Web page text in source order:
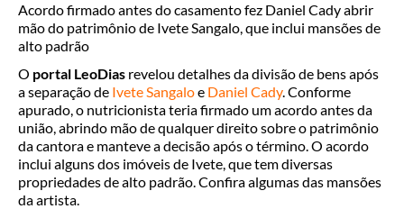
Acordo firmado antes do casamento fez Daniel Cady abrir
mão do patrimônio de Ivete Sangalo, que inclui mansões de
alto padrão
O portal LeoDias revelou detalhes da divisão de bens após
a separação de Ivete Sangaloe Daniel Cady. Conforme
apurado, o nutricionista teria firmado um acordo antes da
união, abrindo mão de qualquer direito sobre o patrimônio
da cantora e manteve a decisão após o término. O acordo
inclui alguns dos imóveis de Ivete, que tem diversas
propriedades de alto padrão. Confira algumas das mansões
da artista.